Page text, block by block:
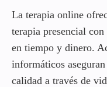
La terapia online
terapia presencial
en tiempo y dinero.
informáticos
calidad a través de